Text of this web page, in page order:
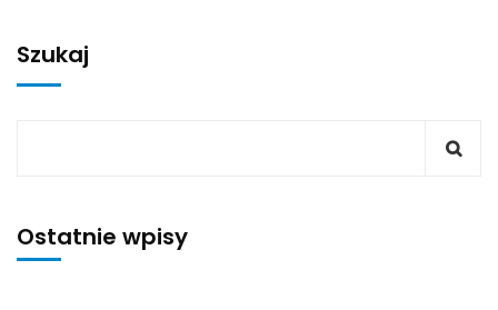
Szukaj
Ostatnie wpisy